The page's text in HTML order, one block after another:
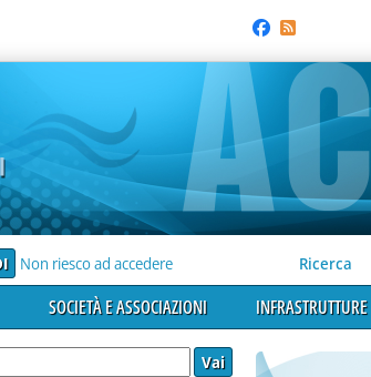
Non riesco ad accedere Ricerca
SOCIETÀ E ASSOCIAZIONI